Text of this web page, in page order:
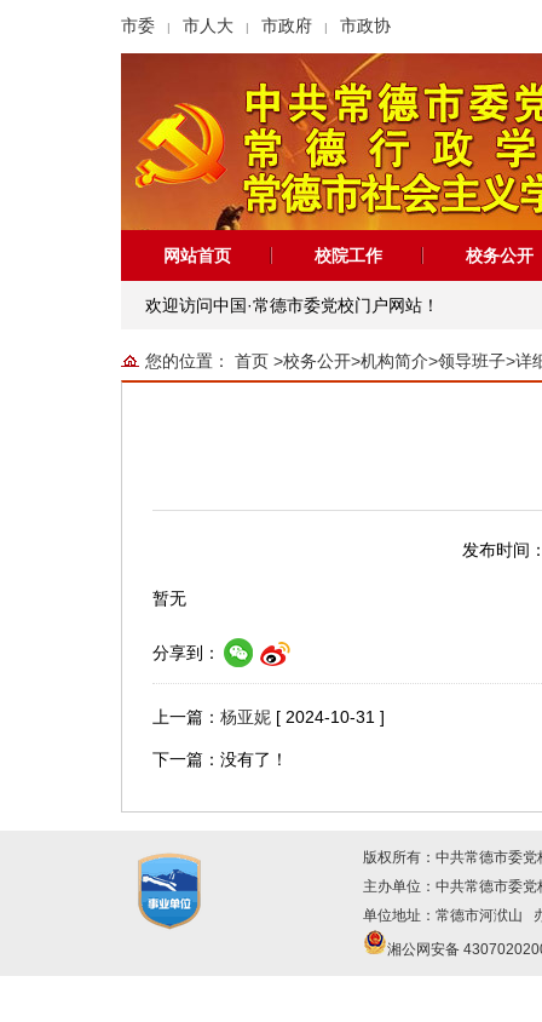
市委 | 市人大 | 市政府 | 市政协
网站首页 校院工作 校务公开
欢迎访问中国·常德市委党校门户网站！
您的位置： 首页 >校务公开>机构简介>领导班子>详
发布时间
暂无
分享到：
上一篇： 杨亚妮 [ 2024-10-31 ]
下一篇：没有了！
版权所有：中共常德市委
主办单位：中共常德市
单位地址：常德市河洑山
湘公网安备